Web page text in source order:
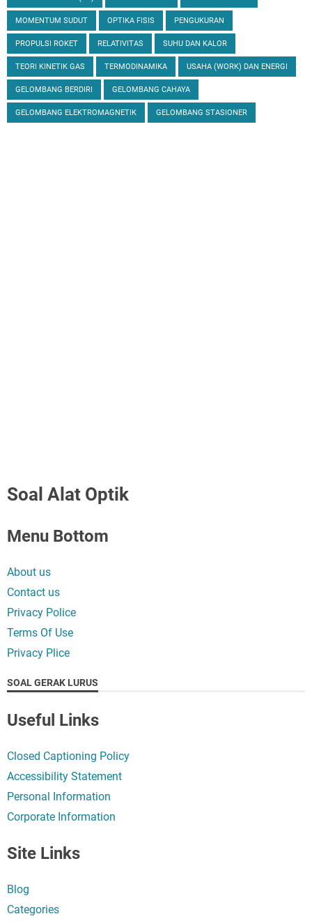
MOMENTUM SUDUT OPTIKA FISIS PENGUKURAN
PROPULSI ROKET RELATIVITAS SUHU DAN KALOR
TEORI KINETIK GAS TERMODINAMIKA USAHA (WORK) DAN ENERGI
GELOMBANG BERDIRI GELOMBANG CAHAYA
GELOMBANG ELEKTROMAGNETIK GELOMBANG STASIONER
Soal Alat Optik
Menu Bottom
About us
Contact us
Privacy Police
Terms Of Use
Privacy Plice
SOAL GERAK LURUS
Useful Links
Closed Captioning Policy
Accessibility Statement
Personal Information
Corporate Information
Site Links
Blog
Categories